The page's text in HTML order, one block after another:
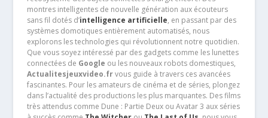
montres intelligentes de nouvelle génération aux écouteurs
sans fil dotés d’intelligence artificielle, en passant par des
systèmes domotiques entièrement automatisés, nous
explorons les technologies qui révolutionnent notre quotidien.
Que vous soyez intéressé par des gadgets comme les lunettes
connectées de Google ou les nouveaux robots domestiques,
Actualitesjeuxvideo.frvous guide à travers ces avancées
fascinantes. Pour les amateurs de cinéma et de séries, plongez
dans l’actualité des productions les plus marquantes. Des films
très attendus comme Dune : Partie Deux ou Avatar 3 aux séries